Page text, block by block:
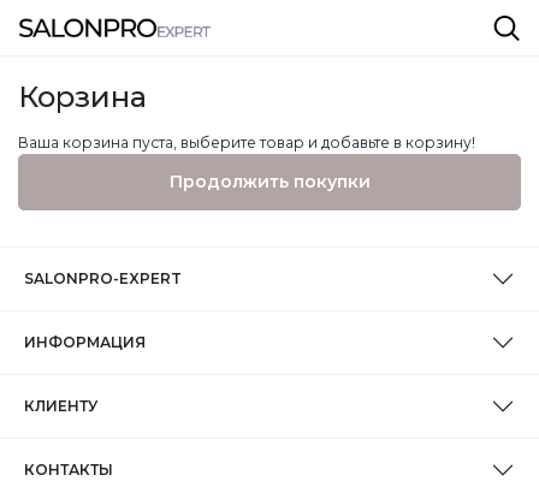
Корзина
Ваша корзина пуста, выберите товар и добавьте в корзину!
Продолжить покупки
SALONPRO-EXPERT
ИНФОРМАЦИЯ
КЛИЕНТУ
КОНТАКТЫ